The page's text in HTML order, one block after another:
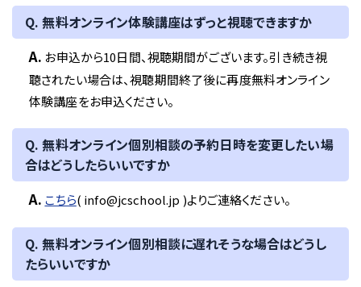
Q. 無料オンライン体験講座はずっと視聴できますか
A. お申込から10日間、視聴期間がございます。引き続き視
聴されたい場合は、視聴期間終了後に再度無料オンライン
体験講座をお申込ください。
Q. 無料オンライン個別相談の予約日時を変更したい場
合はどうしたらいいですか
A. こちら( info@jcschool.jp )よりご連絡ください。
Q. 無料オンライン個別相談に遅れそうな場合はどうし
たらいいですか